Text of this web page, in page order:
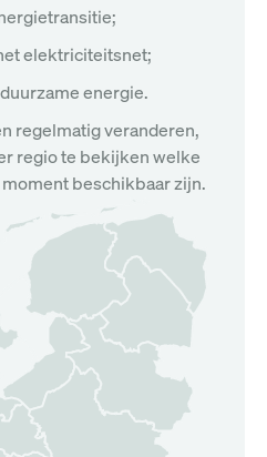
elektriciteitsnet;
energie.
regelmatig veranderen,
regio te bekijken welke
beschikbaar zijn.